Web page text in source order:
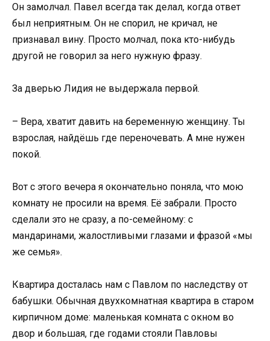
Он замолчал. Павел всегда так делал, когда ответ
был неприятным. Он не спорил, не кричал, не
признавал вину. Просто молчал, пока кто-нибудь
другой не говорил за него нужную фразу.
За дверью Лидия не выдержала первой.
– Вера, хватит давить на беременную женщину. Ты
взрослая, найдёшь где переночевать. А мне нужен
покой.
Вот с этого вечера я окончательно поняла, что мою
комнату не просили на время. Её забрали. Просто
сделали это не сразу, а по-семейному: с
мандаринами, жалостливыми глазами и фразой «мы
же семья».
Квартира досталась нам с Павлом по наследству от
бабушки. Обычная двухкомнатная квартира в старом
кирпичном доме: маленькая комната с окном во
двор и большая, где годами стояли Павловы